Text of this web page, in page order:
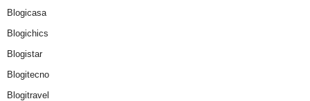
Blogicasa
Blogichics
Blogistar
Blogitecno
Blogitravel